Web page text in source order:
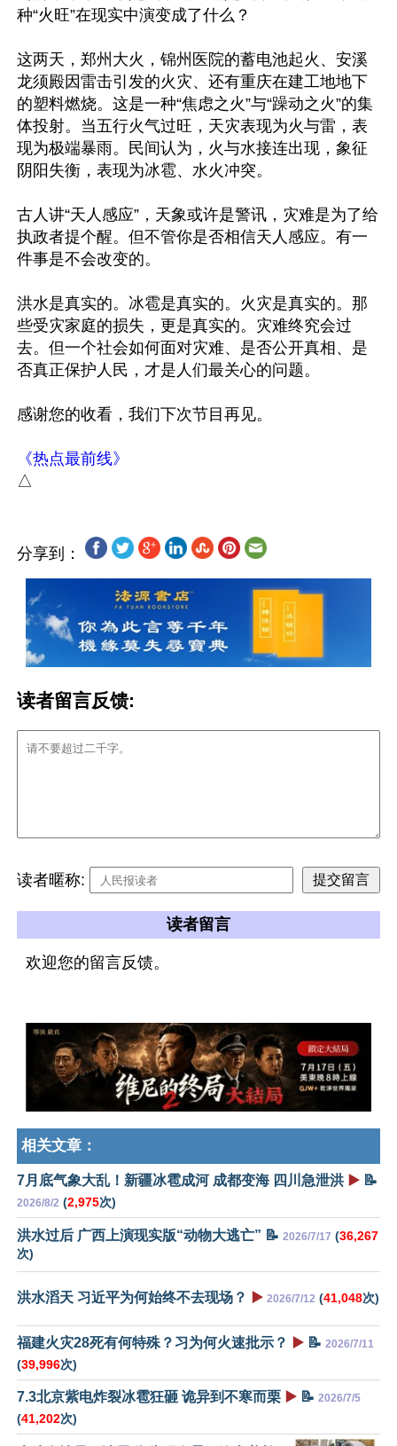
种“火旺”在现实中演变成了什么？
这两天，郑州大火，锦州医院的蓄电池起火、安溪
龙须殿因雷击引发的火灾、还有重庆在建工地地下
的塑料燃烧。这是一种“焦虑之火”与“躁动之火”的集
体投射。当五行火气过旺，天灾表现为火与雷，表
现为极端暴雨。民间认为，火与水接连出现，象征
阴阳失衡，表现为冰雹、水火冲突。
古人讲“天人感应”，天象或许是警讯，灾难是为了给
执政者提个醒。但不管你是否相信天人感应。有一
件事是不会改变的。
洪水是真实的。冰雹是真实的。火灾是真实的。那
些受灾家庭的损失，更是真实的。灾难终究会过
去。但一个社会如何面对灾难、是否公开真相、是
否真正保护人民，才是人们最关心的问题。
感谢您的收看，我们下次节目再见。
《热点最前线》
分享到：
读者留言反馈:
读者暱称:
读者留言
欢迎您的留言反馈。
相关文章：
7月底气象大乱！新疆冰雹成河 成都变海 四川急泄洪 ▶️ 📝
2026/8/2 (2,975次)
洪水过后 广西上演现实版“动物大逃亡” 📝 2026/7/17 (36,267
次)
洪水滔天 习近平为何始终不去现场？ ▶️ 2026/7/12 (41,048次)
福建火灾28死有何特殊？习为何火速批示？ ▶️ 📝 2026/7/11
(39,996次)
7.3北京紫电炸裂冰雹狂砸 诡异到不寒而栗 ▶️ 📝 2026/7/5
(41,202次)